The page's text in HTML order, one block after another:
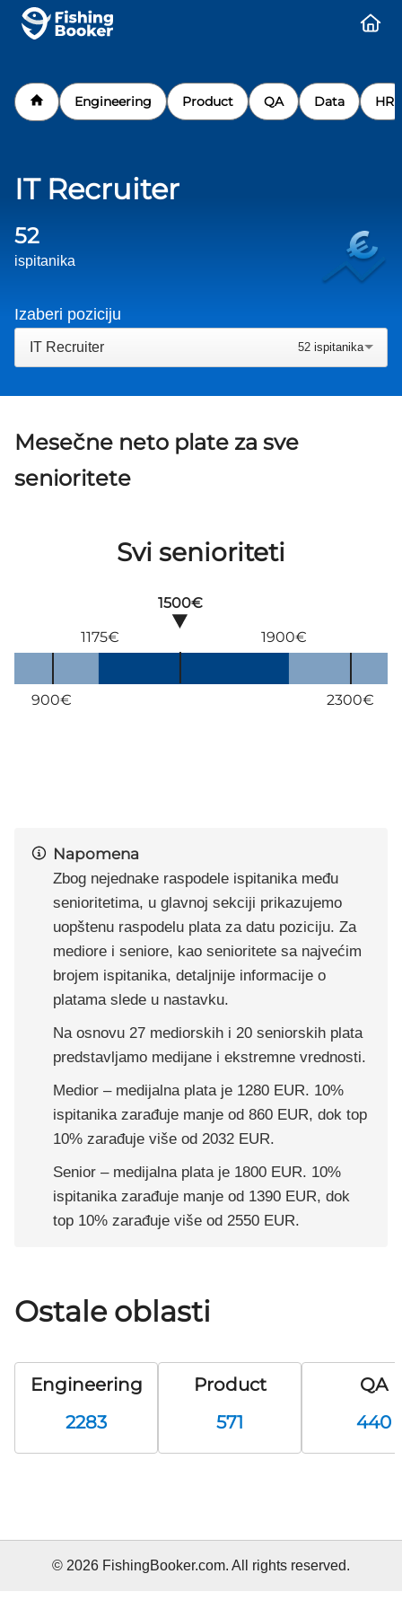
Engineering Product QA Data HR
IT Recruiter
52
ispitanika
Izaberi poziciju
IT Recruiter 52 ispitanika
Mesečne neto plate za sve
senioritete
Svi senioriteti
900€ 2300€
1500€
1175€
1900€
Napomena
Zbog nejednake raspodele ispitanika među
senioritetima, u glavnoj sekciji prikazujemo
uopštenu raspodelu plata za datu poziciju. Za
mediore i seniore, kao senioritete sa najvećim
brojem ispitanika, detaljnije informacije o
platama slede u nastavku.
Na osnovu 27 mediorskih i 20 seniorskih plata
predstavljamo medijane i ekstremne vrednosti.
Medior – medijalna plata je 1280 EUR. 10%
ispitanika zarađuje manje od 860 EUR, dok top
10% zarađuje više od 2032 EUR.
Senior – medijalna plata je 1800 EUR. 10%
ispitanika zarađuje manje od 1390 EUR, dok
top 10% zarađuje više od 2550 EUR.
Ostale oblasti
Engineering
2283
Product
571
QA
440
© 2026 FishingBooker.com. All rights reserved.